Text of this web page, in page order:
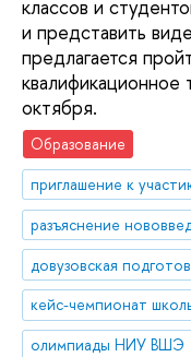
классов и
и представить
предлагается
октября.
Образование
приглашение к
разъяснение
довузовская
олимпиады НИУ ВШЭ